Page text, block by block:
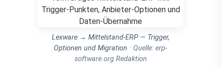
Lexware → Mittelstand-ERP — Trigger,
Optionen und Migration · Quelle: erp-
software.org Redaktion